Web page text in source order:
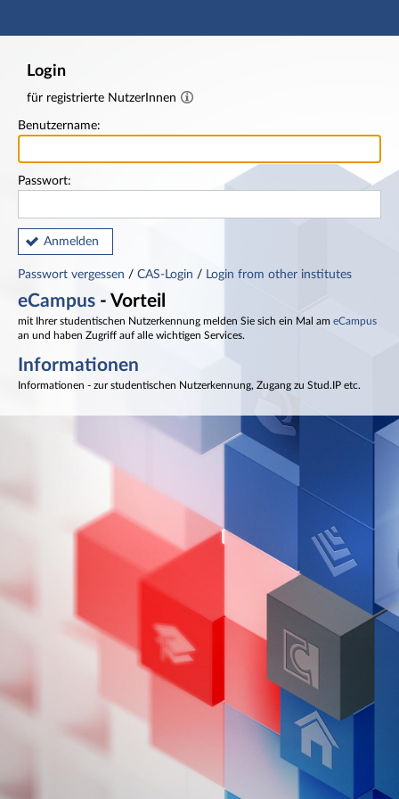
Hauptnavigation
Login
für registrierte NutzerInnen
Benutzername:
Passwort:
Anmelden
Passwort vergessen / CAS-Login / Login from other institutes
eCampus - Vorteil
mit Ihrer studentischen Nutzerkennung melden Sie sich ein Mal am eCampus
an und haben Zugriff auf alle wichtigen Services.
Informationen
Informationen - zur studentischen Nutzerkennung, Zugang zu Stud.IP etc.